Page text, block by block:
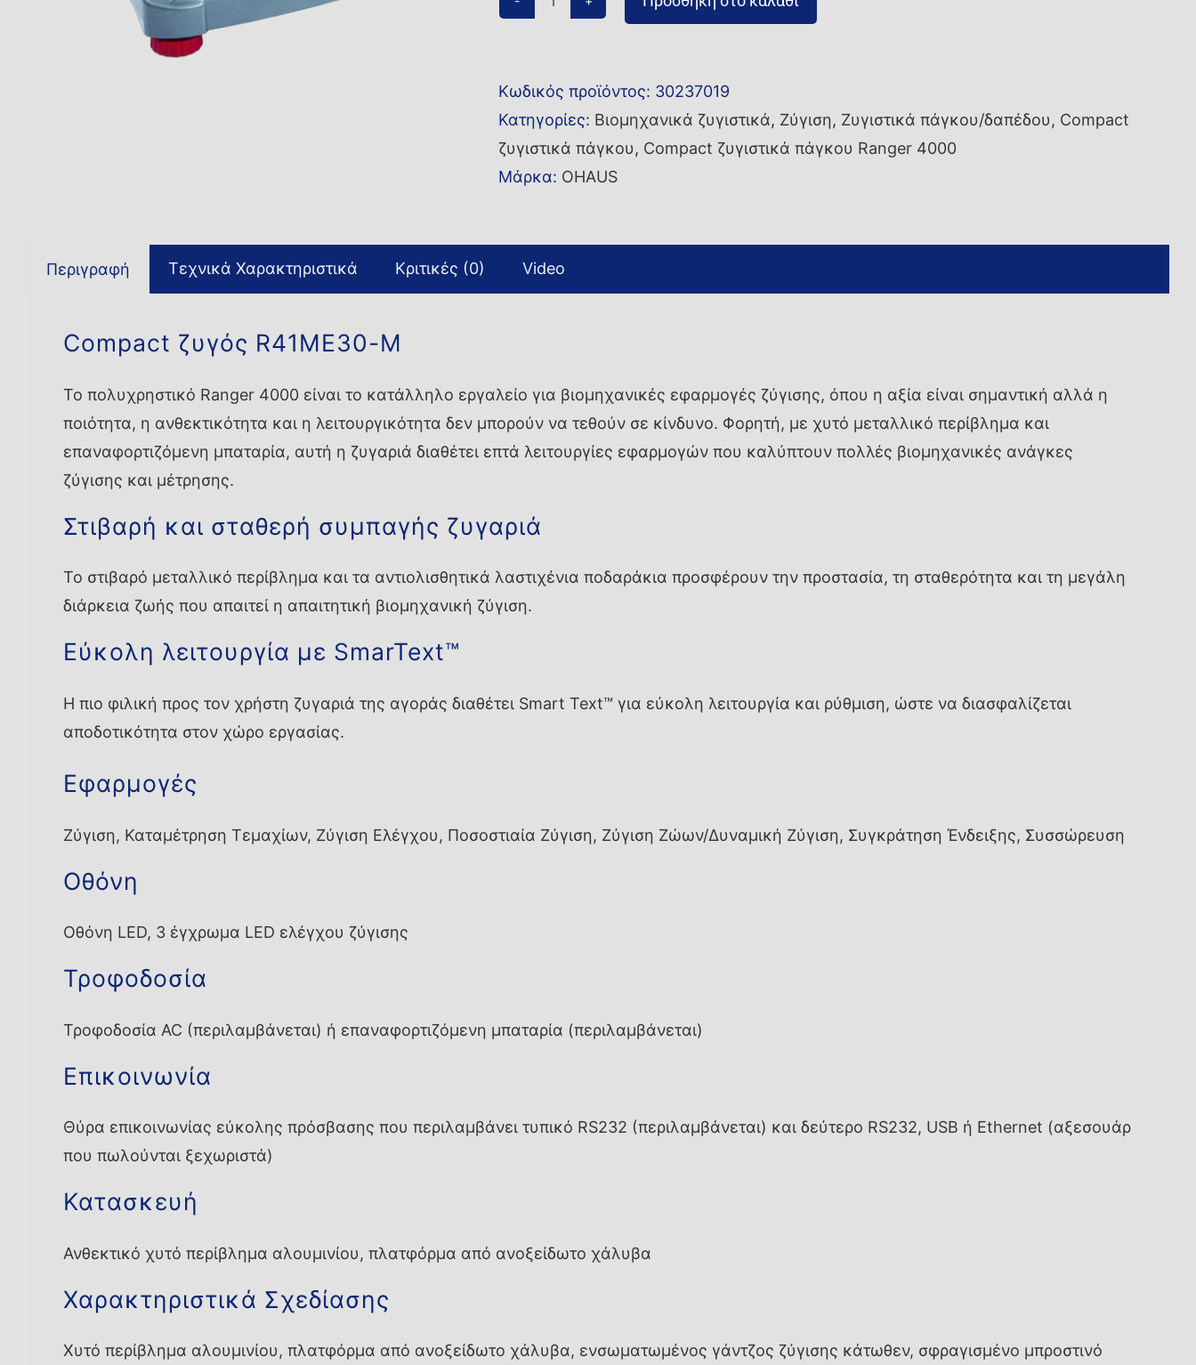
Compact
M
ποσότητα
Κωδικός προϊόντος: 30237019
Κατηγορίες: Βιομηχανικά ζυγιστικά, Ζύγιση, Ζυγιστικά πάγκου/δαπέδου, Compact
ζυγιστικά πάγκου, Compact ζυγιστικά πάγκου Ranger 4000
Μάρκα: OHAUS
Περιγραφή Τεχνικά Χαρακτηριστικά Κριτικές (0) Video
Compact ζυγός R41ME30-M
Το πολυχρηστικό Ranger 4000 είναι το κατάλληλο εργαλείο για βιομηχανικές εφαρμογές ζύγισης, όπου η αξία είναι σημαντική αλλά η
ποιότητα, η ανθεκτικότητα και η λειτουργικότητα δεν μπορούν να τεθούν σε κίνδυνο. Φορητή, με χυτό μεταλλικό περίβλημα και
επαναφορτιζόμενη μπαταρία, αυτή η ζυγαριά διαθέτει επτά λειτουργίες εφαρμογών που καλύπτουν πολλές βιομηχανικές ανάγκες
ζύγισης και μέτρησης.
Στιβαρή και σταθερή συμπαγής ζυγαριά
Το στιβαρό μεταλλικό περίβλημα και τα αντιολισθητικά λαστιχένια ποδαράκια προσφέρουν την προστασία, τη σταθερότητα και τη μεγάλη
διάρκεια ζωής που απαιτεί η απαιτητική βιομηχανική ζύγιση.
Εύκολη λειτουργία με SmarText™
Η πιο φιλική προς τον χρήστη ζυγαριά της αγοράς διαθέτει Smart Text™ για εύκολη λειτουργία και ρύθμιση, ώστε να διασφαλίζεται
αποδοτικότητα στον χώρο εργασίας.
Εφαρμογές
Ζύγιση, Καταμέτρηση Τεμαχίων, Ζύγιση Ελέγχου, Ποσοστιαία Ζύγιση, Ζύγιση Ζώων/Δυναμική Ζύγιση, Συγκράτηση Ένδειξης, Συσσώρευση
Οθόνη
Οθόνη LED, 3 έγχρωμα LED ελέγχου ζύγισης
Τροφοδοσία
Τροφοδοσία AC (περιλαμβάνεται) ή επαναφορτιζόμενη μπαταρία (περιλαμβάνεται)
Επικοινωνία
Θύρα επικοινωνίας εύκολης πρόσβασης που περιλαμβάνει τυπικό RS232 (περιλαμβάνεται) και δεύτερο RS232, USB ή Ethernet (αξεσουάρ
που πωλούνται ξεχωριστά)
Κατασκευή
Ανθεκτικό χυτό περίβλημα αλουμινίου, πλατφόρμα από ανοξείδωτο χάλυβα
Χαρακτηριστικά Σχεδίασης
Χυτό περίβλημα αλουμινίου, πλατφόρμα από ανοξείδωτο χάλυβα, ενσωματωμένος γάντζος ζύγισης κάτωθεν, σφραγισμένο μπροστινό